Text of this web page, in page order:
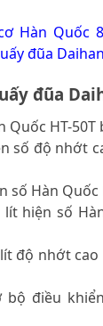
Hàn Quốc
đũa Daihan
đũa
Quốc HT-
số độ nhớt
số Hàn Quốc
hiện số
độ nhớt cao
bộ điều